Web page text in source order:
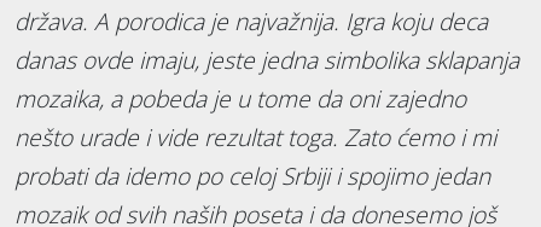
država. A porodica je najvažnija. Igra koju deca
danas ovde imaju, jeste jedna simbolika sklapanja
mozaika, a pobeda je u tome da oni zajedno
nešto urade i vide rezultat toga. Zato ćemo i mi
probati da idemo po celoj Srbiji i spojimo jedan
mozaik od svih naših poseta i da donesemo još